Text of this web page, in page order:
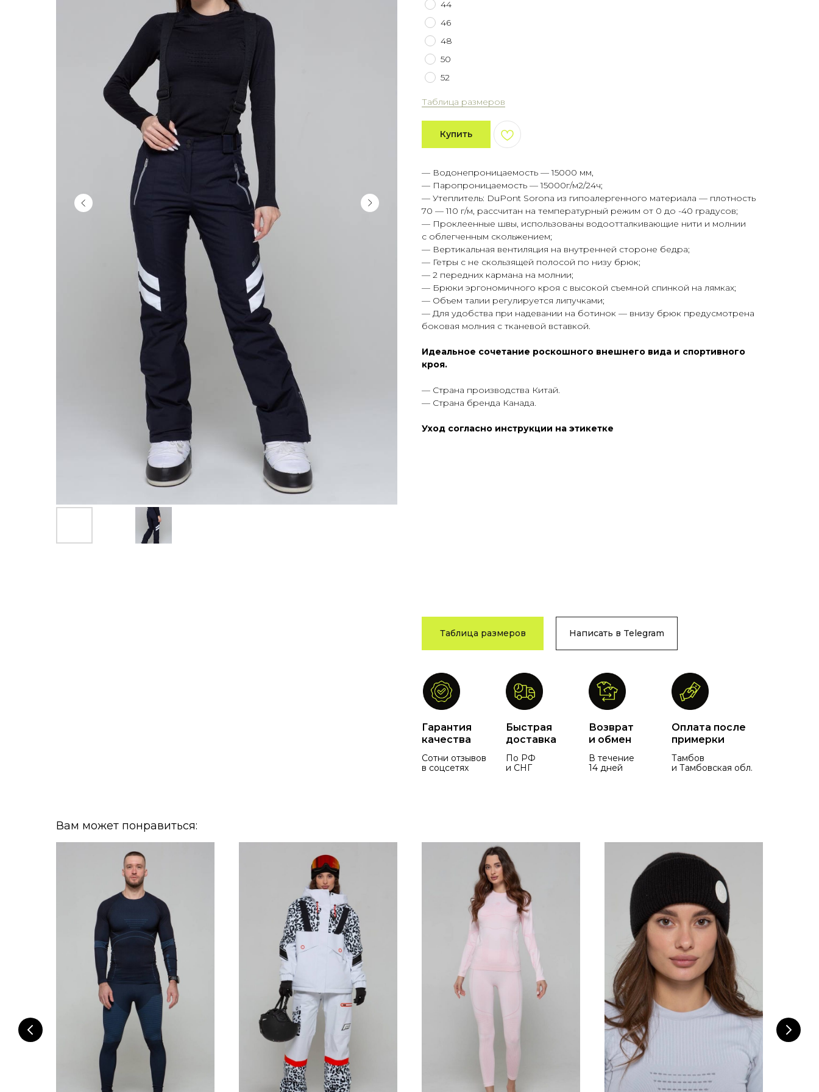
44
46
48
50
52
Таблица размеров
Купить
— Водонепроницаемость — 15000 мм,
— Паропроницаемость — 15000г/м2/24ч;
— Утеплитель: DuPont Sorona из гипоалергенного материала — плотность
70 — 110 г/м, рассчитан на температурный режим от 0 до -40 градусов;
— Проклеенные швы, использованы водоотталкивающие нити и молнии
с облегченным скольжением;
— Вертикальная вентиляция на внутренней стороне бедра;
— Гетры с не скользящей полосой по низу брюк;
— 2 передних кармана на молнии;
— Брюки эргономичного кроя с высокой съемной спинкой на лямках;
— Объем талии регулируется липучками;
— Для удобства при надевании на ботинок — внизу брюк предусмотрена
боковая молния с тканевой вставкой.
Идеальное сочетание роскошного внешнего вида и спортивного
кроя.
— Страна производства Китай.
— Страна бренда Канада.
Уход согласно инструкции на этикетке
Написать в Telegram
Таблица размеров
Гарантия
качества
Возврат
и обмен
Быстрая
доставка
Оплата после
примерки
Тамбов
и Тамбовская обл.
В течение
14 дней
По РФ
и СНГ
Сотни отзывов
в соцсетях
Вам может понравиться: